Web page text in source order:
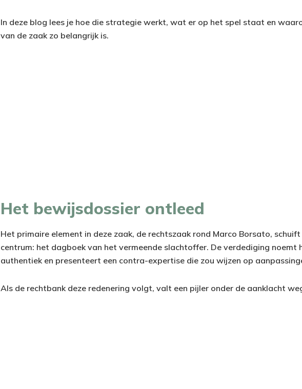
In deze blog lees je hoe die strategie werkt, wat er op het spel staat en
van de zaak zo belangrijk is.
Het bewijsdossier ontleed
Het primaire element in deze zaak, de rechtszaak rond Marco Borsato,
centrum: het dagboek van het vermeende slachtoffer. De verdediging noemt
authentiek en presenteert een contra-expertise die zou wijzen op
Als de rechtbank deze redenering volgt, valt een pijler onder de aanklacht